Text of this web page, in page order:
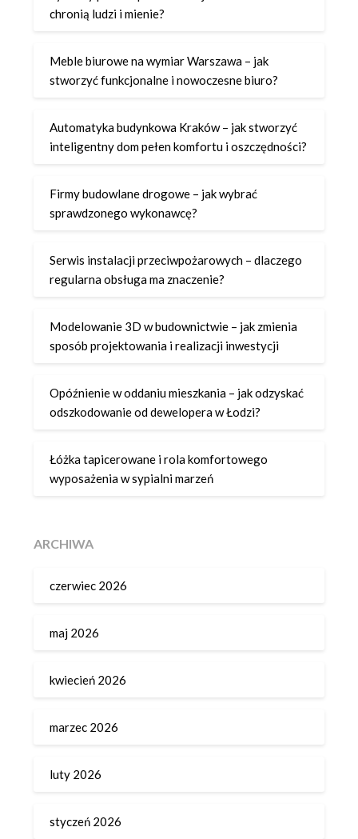
chronią ludzi i mienie?
Meble biurowe na wymiar Warszawa – jak
stworzyć funkcjonalne i nowoczesne biuro?
Automatyka budynkowa Kraków – jak stworzyć
inteligentny dom pełen komfortu i oszczędności?
Firmy budowlane drogowe – jak wybrać
sprawdzonego wykonawcę?
Serwis instalacji przeciwpożarowych – dlaczego
regularna obsługa ma znaczenie?
Modelowanie 3D w budownictwie – jak zmienia
sposób projektowania i realizacji inwestycji
Opóźnienie w oddaniu mieszkania – jak odzyskać
odszkodowanie od dewelopera w Łodzi?
Łóżka tapicerowane i rola komfortowego
wyposażenia w sypialni marzeń
ARCHIWA
czerwiec 2026
maj 2026
kwiecień 2026
marzec 2026
luty 2026
styczeń 2026